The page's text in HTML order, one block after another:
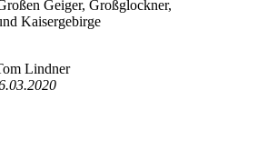
Geiger, Großglockner,
Kaisergebirge
Lindner